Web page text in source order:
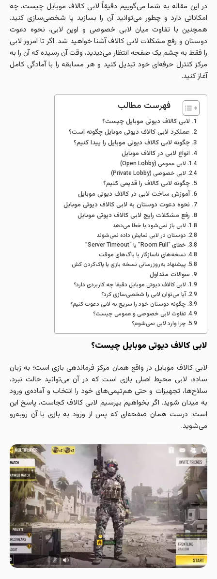
در این مقاله به شما می‌گوییم دقیقاً لابی کالاف موبایل چیست، چه
امکاناتی دارد و چطور می‌توانید آن را بسازید یا شخصی‌سازی کنید.
همچنین با تفاوت میان لابی خصوصی و اوپن لابی، نحوه دعوت
دوستان و رفع مشکلات لابی کالاف آشنا خواهید شد. اگر تا امروز لابی
را فقط به چشم یک صفحه انتظار می‌دیدید، وقت آن رسیده که آن را به
مرکز کنترل حرفه‌ای خود تبدیل کنید و هر مسابقه را با آمادگی کامل
آغاز کنید.
فهرست مطالب
لابی کالاف دیوتی موبایل چیست؟
عملکرد لابی کالاف دیوتی موبایل چگونه است؟
چگونه لابی کالاف دیوتی موبایل را پیدا کنیم؟
انواع لابی در کالاف موبایل
لابی عمومی (Open Lobby)
لابی خصوصی (Private Lobby)
چگونه لابی کالاف را قدیمی کنیم؟
آموزش ساخت لابی در کالاف دیوتی موبایل
نحوه دعوت دوستان به لابی کالاف دیوتی موبایل
رفع مشکلات رایج لابی کالاف دیوتی موبایل
لابی باز نمی‌شود یا خطا می‌دهد
دوستان در لابی نمایش داده نمی‌شوند
خطای “Room Full” یا “Server Timeout”
نسخه‌های ناسازگار یا باگ‌های موقت
پیشنهاد به‌روزرسانی نسخه بازی یا پاک‌کردن کش
سوالات متداول
لابی کالاف دیوتی موبایل دقیقا چه کاربردی دارد؟
آیا می‌توان لابی را شخصی‌سازی کرد؟
چگونه دوستان خود را سریع به لابی دعوت کنیم؟
تفاوت لابی خصوصی و عمومی چیست؟
چرا وارد لابی نمی‌شوم؟
لابی کالاف دیوتی موبایل چیست؟
لابی کالاف موبایل در واقع همان مرکز فرماندهی بازی است؛ به زبان
ساده، لابی محیط اصلی بازی است که در آن می‌توانید حالت نبرد،
سلاح‌ها، تجهیزات و حتی هم‌تیمی‌های خود را انتخاب و آماده‌ی ورود
به میدان شوید. اگر بخواهیم بپرسیم لابی کالاف کجاست، پاسخ این
است: درست همان صفحه‌ای که پس از ورود به بازی با آن روبه‌رو
می‌شوید.